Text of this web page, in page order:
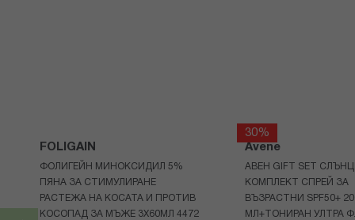
FOLIGAIN
ФОЛИГЕЙН МИНОКСИДИЛ 5%
ПЯНА ЗА СТИМУЛИРАНЕ
РАСТЕЖА НА КОСАТА И ПРОТИВ
КОСОПАД ЗА МЪЖЕ 3X60МЛ 4472
30%
Avene
АВЕН GIFT SET
КОМПЛЕКТ СПРЕЙ ЗА
ВЪЗРАСТНИ SPF50+
МЛ+ТОНИРАН УЛТРА